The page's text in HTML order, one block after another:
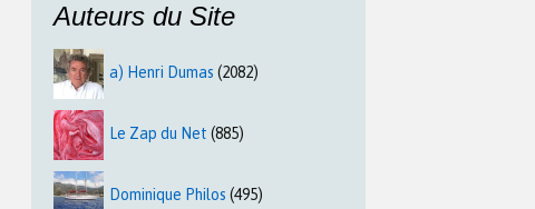
Auteurs du Site
a) Henri Dumas (2082)
Le Zap du Net (885)
Dominique Philos (495)